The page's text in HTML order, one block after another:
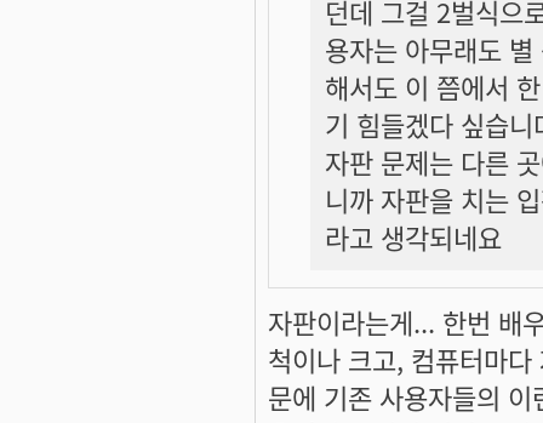
던데 그걸 2벌식으
용자는 아무래도
해서도 이 쯤에서
기 힘들겠다 싶습니
자판 문제는 다른
니까 자판을 치는
라고 생각되네요
자판이라는게... 한번
척이나 크고, 컴퓨터마
문에 기존 사용자들의